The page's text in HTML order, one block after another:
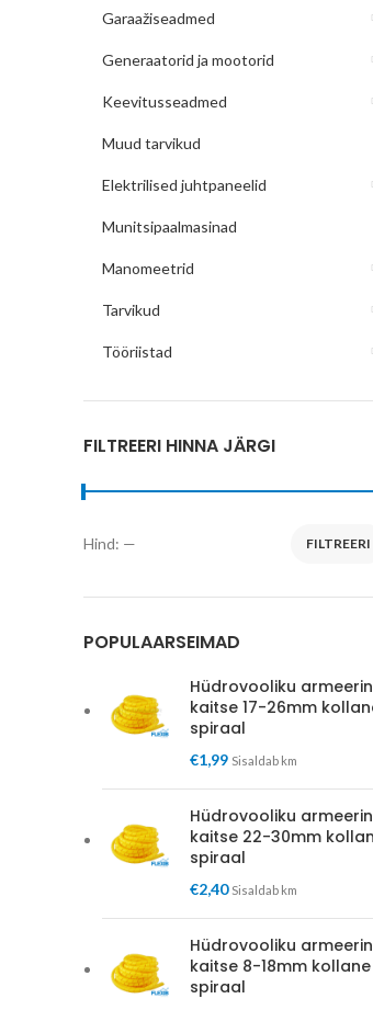
Garaažiseadmed
Generaatorid ja mootorid
Keevitusseadmed
Muud tarvikud
Elektrilised juhtpaneelid
Munitsipaalmasinad
Manomeetrid
Tarvikud
Tööriistad
FILTREERI HINNA JÄRGI
FILTREERI
Hind: —
POPULAARSEIMAD
Hüdrovooliku
kaitse 17-26mm
spiraal
€1,99 Sisaldab km
Hüdrovooliku
kaitse 22-30mm
spiraal
€2,40 Sisaldab km
Hüdrovooliku
kaitse 8-18mm kollane
spiraal